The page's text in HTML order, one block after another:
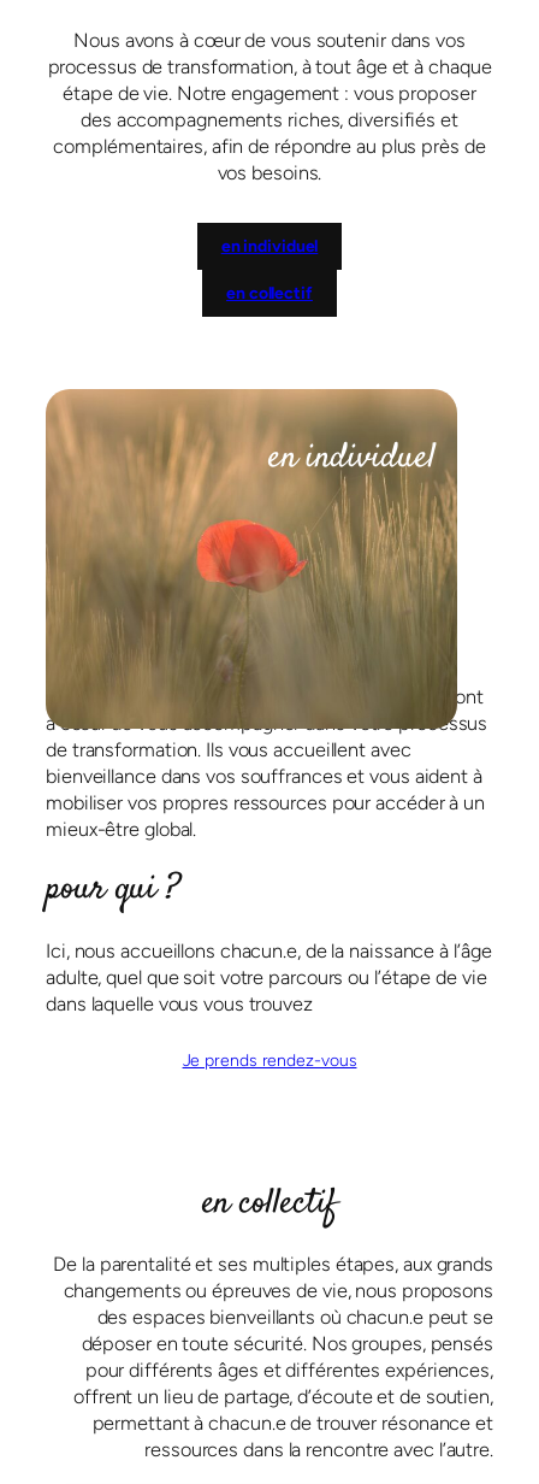
Nous avons à cœur de vous soutenir dans vos
processus de transformation, à tout âge et à chaque
étape de vie. Notre engagement : vous proposer
des accompagnements riches, diversifiés et
complémentaires, afin de répondre au plus près de
vos besoins.
en individuel
en collectif
en individuel
Seul.e, en couple ou en famille, nos thérapeutes ont
à cœur de vous accompagner dans votre processus
de transformation. Ils vous accueillent avec
bienveillance dans vos souffrances et vous aident à
mobiliser vos propres ressources pour accéder à un
mieux-être global.
pour qui ?
Ici, nous accueillons chacun.e, de la naissance à l’âge
adulte, quel que soit votre parcours ou l’étape de vie
dans laquelle vous vous trouvez
Je prends rendez-vous
en collectif
De la parentalité et ses multiples étapes, aux grands
changements ou épreuves de vie, nous proposons
des espaces bienveillants où chacun.e peut se
déposer en toute sécurité. Nos groupes, pensés
pour différents âges et différentes expériences,
offrent un lieu de partage, d’écoute et de soutien,
permettant à chacun.e de trouver résonance et
ressources dans la rencontre avec l’autre.